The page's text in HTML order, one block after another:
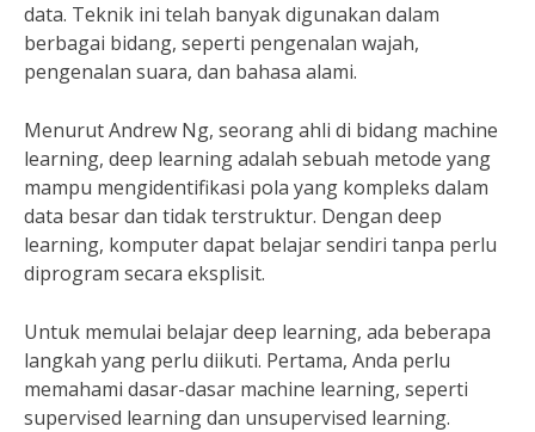
data. Teknik ini telah banyak digunakan dalam
berbagai bidang, seperti pengenalan wajah,
pengenalan suara, dan bahasa alami.
Menurut Andrew Ng, seorang ahli di bidang machine
learning, deep learning adalah sebuah metode yang
mampu mengidentifikasi pola yang kompleks dalam
data besar dan tidak terstruktur. Dengan deep
learning, komputer dapat belajar sendiri tanpa perlu
diprogram secara eksplisit.
Untuk memulai belajar deep learning, ada beberapa
langkah yang perlu diikuti. Pertama, Anda perlu
memahami dasar-dasar machine learning, seperti
supervised learning dan unsupervised learning.